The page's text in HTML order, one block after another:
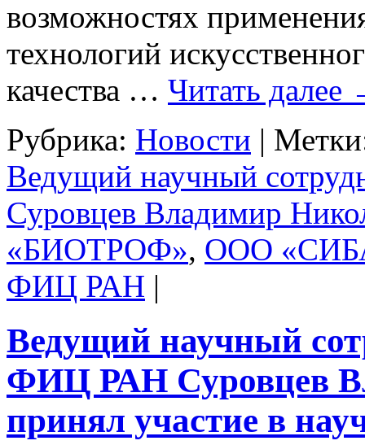
возможностях
технологий
качества … Читать далее
Рубрика: Новости |
Ведущий научный
Суровцев Владимир
«БИОТРОФ», ООО
ФИЦ РАН |
Ведущий научный
ФИЦ РАН Суровцев
принял участие в